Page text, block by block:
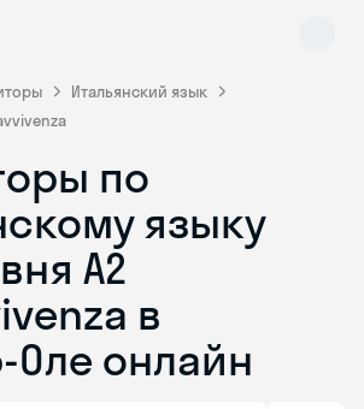
Итальянский язык
по
языку
A2
в
онлайн